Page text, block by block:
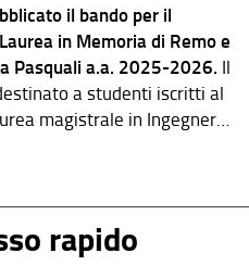
il bando per il
in Memoria di Remo e
Pasquali a.a. 2025-2026. Il
a studenti iscritti al
magistrale in Ingegneria
rapido